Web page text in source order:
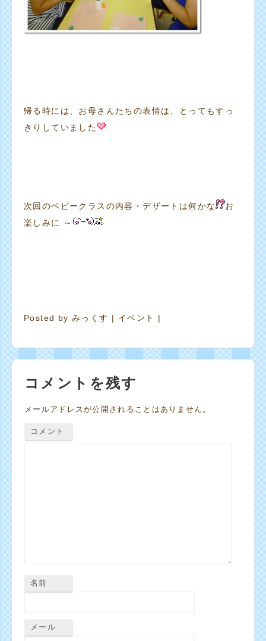
帰る時には、お母さんたちの表情は、とってもすっ
きりしていました
次回のベビークラスの内容・デザートは何かな
お
楽しみに ～
Posted byみっくす | イベント |
コメントを残す
メールアドレスが公開されることはありません。
コメント
名前
メール